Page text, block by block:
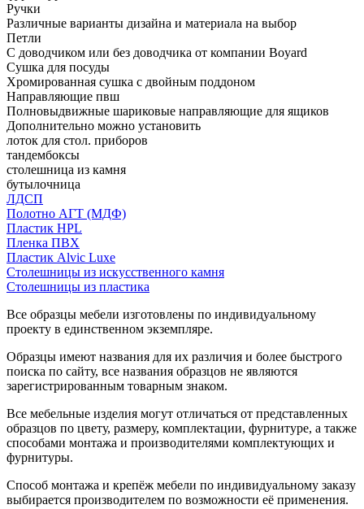
Ручки
Различные варианты дизайна и материала на выбор
Петли
С доводчиком или без доводчика от компании Boyard
Сушка для посуды
Хромированная сушка с двойным поддоном
Направляющие пвш
Полновыдвижные шариковые направляющие для ящиков
Дополнительно можно установить
лоток для стол. приборов
тандембоксы
столешница из камня
бутылочница
ЛДСП
Полотно АГТ (МДФ)
Пластик HPL
Пленка ПВХ
Пластик Alvic Luxe
Столешницы из искусственного камня
Столешницы из пластика
Все образцы мебели изготовлены по индивидуальному
проекту в единственном экземпляре.
Образцы имеют названия для их различия и более быстрого
поиска по сайту, все названия образцов не являются
зарегистрированным товарным знаком.
Все мебельные изделия могут отличаться от представленных
образцов по цвету, размеру, комплектации, фурнитуре, а также
способами монтажа и производителями комплектующих и
фурнитуры.
Способ монтажа и крепёж мебели по индивидуальному заказу
выбирается производителем по возможности её применения.